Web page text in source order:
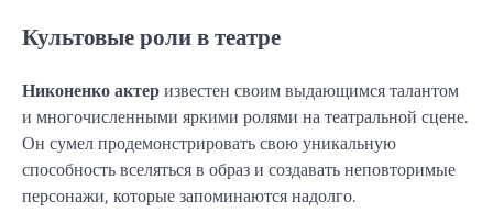
Культовые роли в театре
Никоненко актеризвестен своим выдающимся талантом
и многочисленными яркими ролями на театральной сцене.
Он сумел продемонстрировать свою уникальную
способность вселяться в образ и создавать неповторимые
персонажи, которые запоминаются надолго.